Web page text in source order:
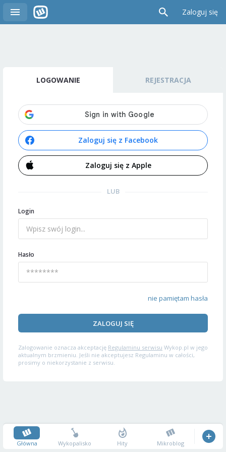
Zaloguj się
LOGOWANIE REJESTRACJA
Zaloguj się z Facebook
Zaloguj się z Apple
LUB
Login
Hasło
nie pamiętam hasła
ZALOGUJ SIĘ
Zalogowanie oznacza akceptację Regulaminu serwisu Wykop.pl w jego
aktualnym brzmieniu. Jeśli nie akceptujesz Regulaminu w całości,
prosimy o niekorzystanie z serwisu.
Główna Wykopalisko Hity Mikroblog